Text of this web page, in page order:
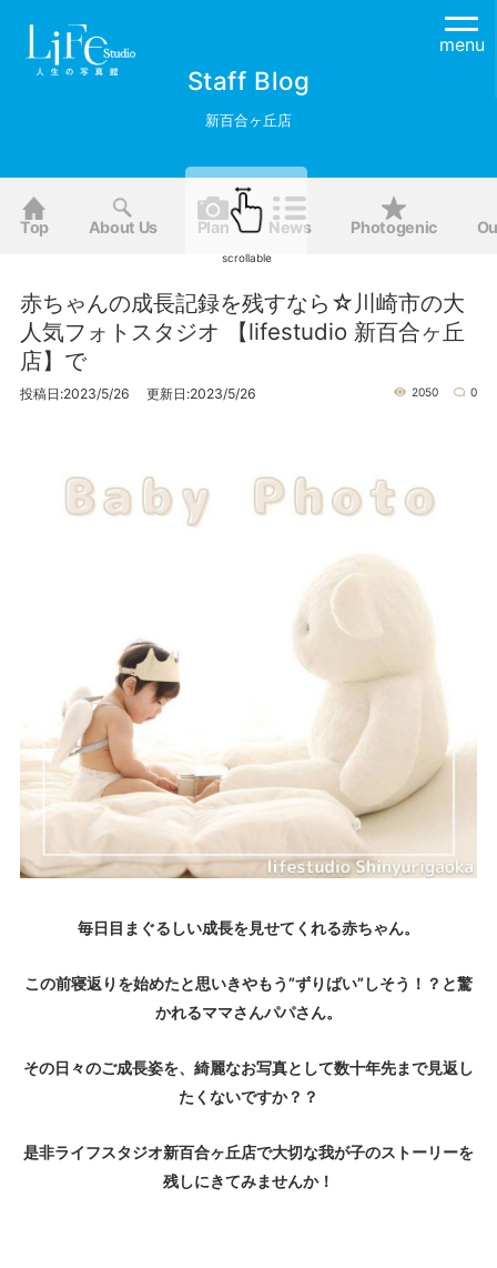
menu
Staff Blog
新百合ヶ丘店
Top About Us Plan News Photogenic
赤ちゃんの成長記録を残すなら☆川崎市の大
人気フォトスタジオ 【lifestudio 新百合ヶ丘
店】で
投稿日:2023/5/26 更新日:2023/5/26 2050 0
毎日目まぐるしい成長を見せてくれる赤ちゃん。
この前寝返りを始めたと思いきやもう”ずりばい”しそう！？と驚
かれるママさんパパさん。
その日々のご成長姿を、綺麗なお写真として数十年先まで見返し
たくないですか？？
是非ライフスタジオ新百合ヶ丘店で大切な我が子のストーリーを
残しにきてみませんか！